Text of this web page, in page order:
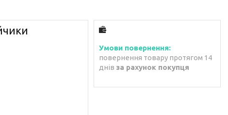
повернення товару протягом 14
днів за рахунок покупця